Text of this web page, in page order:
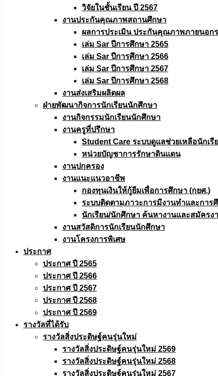
วิจัยในชั้นเรียน ปี 2567
งานประกันคุณภาพสถานศึกษา
ผลการประเมิน ประกันคุณภาพภายนอก
เล่ม Sar ปีการศึกษา 2565
เล่ม Sar ปีการศึกษา 2566
เล่ม Sar ปีการศึกษา 2567
เล่ม Sar ปีการศึกษา 2568
งานส่งเสริมผลิตผล
ฝ่ายพัฒนากิจการนักเรียนนักศึกษา
งานกิจกรรมนักเรียนนักศึกษา
งานครูที่ปรึกษา
Student Care ระบบดูแลช่วยเหลือนักเรี
หน่วยบัญชาการรักษาดินแดน
งานปกครอง
งานแนะแนวอาชีพ
กองทุนเงินให้กู้ยืมเพื่อการศึกษา (กยศ.)
ระบบติดตามภาวะการมีงานทำและการ
นักเรียน/นักศึกษา ค้นหางานและสมัครง
งานสวัสดิการนักเรียนนักศึกษา
งานโครงการพิเศษ
ประกาศ
ประกาศ ปี 2565
ประกาศ ปี 2566
ประกาศ ปี 2567
ประกาศ ปี 2568
ประกาศ ปี 2569
รางวัลที่ได้รับ
รางวัลสิ่งประดิษฐ์คนรุ่นใหม่
รางวัลสิ่งประดิษฐ์คนรุ่นใหม่ 2569
รางวัลสิ่งประดิษฐ์คนรุ่นใหม่ 2568
รางวัลสิ่งประดิษฐ์คนรุ่นใหม่ 2567